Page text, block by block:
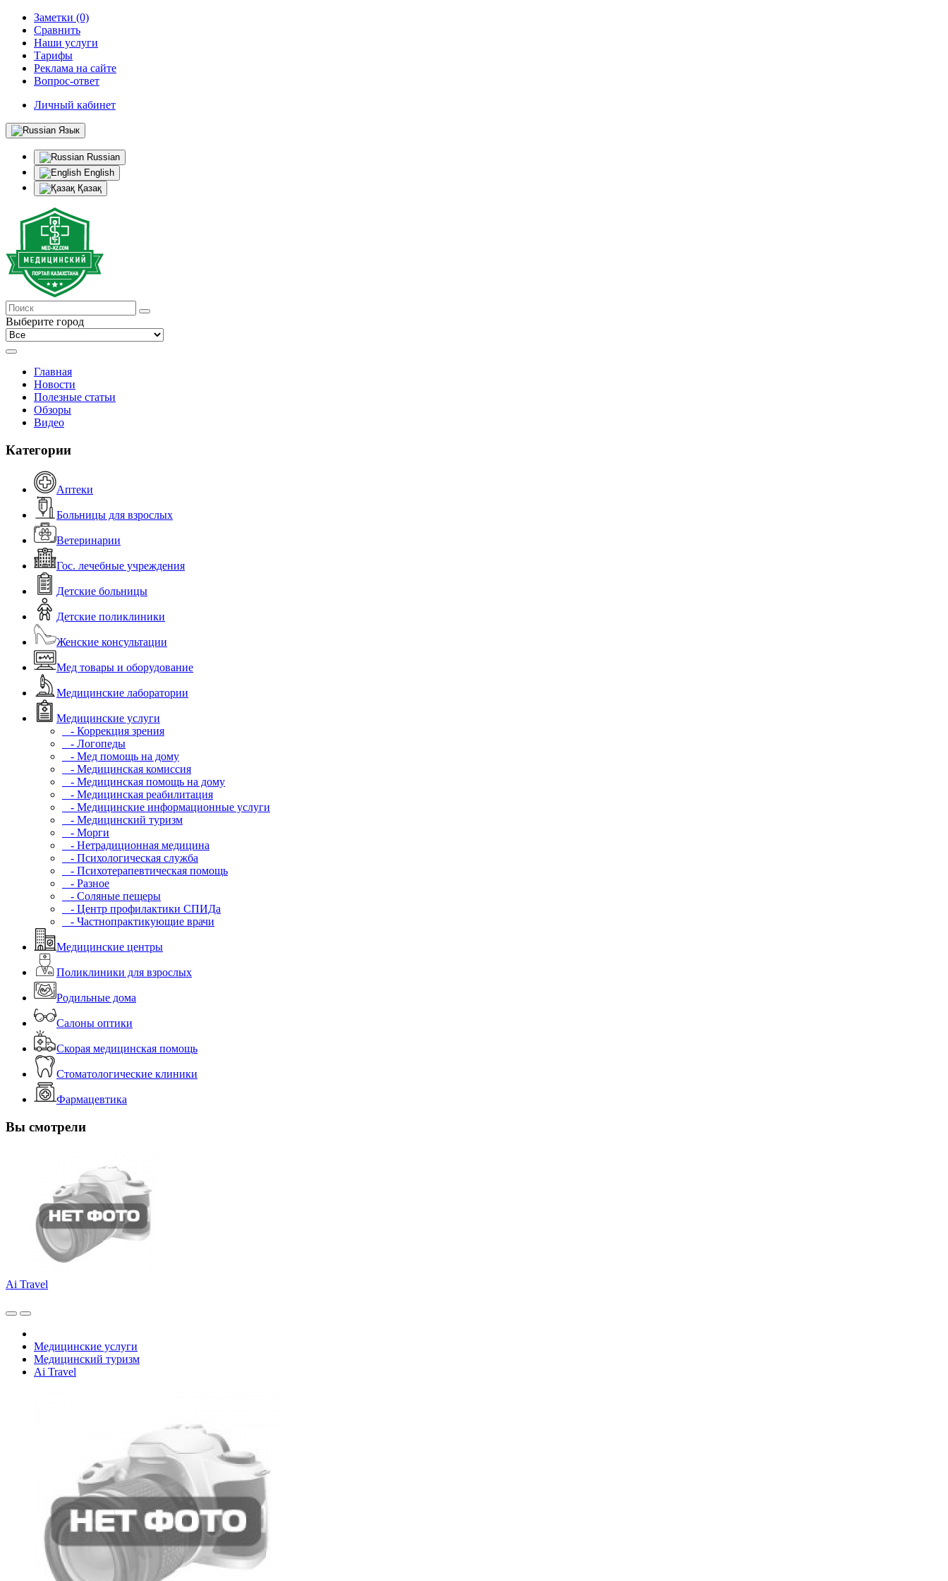
Заметки (0)
Сравнить
Наши услуги
Тарифы
Реклама на сайте
Вопрос-ответ
Личный кабинет
Язык
Russian
English
Қазақ
Выберите город
Главная
Новости
Полезные статьи
Обзоры
Видео
Категории
Аптеки
Больницы для взрослых
Ветеринарии
Гос. лечебные учреждения
Детские больницы
Детские поликлиники
Женские консультации
Мед товары и оборудование
Медицинские лаборатории
Медицинские услуги
- Коррекция зрения
- Логопеды
- Мед помощь на дому
- Медицинская комиссия
- Медицинская помощь на дому
- Медицинская реабилитация
- Медицинские информационные услуги
- Медицинский туризм
- Морги
- Нетрадиционная медицина
- Психологическая служба
- Психотерапевтическая помощь
- Разное
- Соляные пещеры
- Центр профилактики СПИДа
- Частнопрактикующие врачи
Медицинские центры
Поликлиники для взрослых
Родильные дома
Салоны оптики
Скорая медицинская помощь
Стоматологические клиники
Фармацевтика
Вы смотрели
Ai Travel
Медицинские услуги
Медицинский туризм
Ai Travel